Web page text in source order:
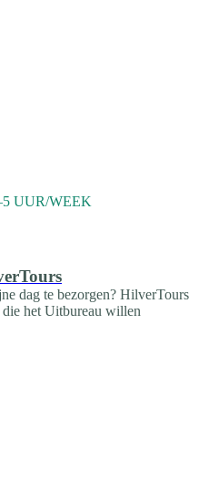
UUR/WEEK
dag te bezorgen? HilverTours
het Uitbureau willen